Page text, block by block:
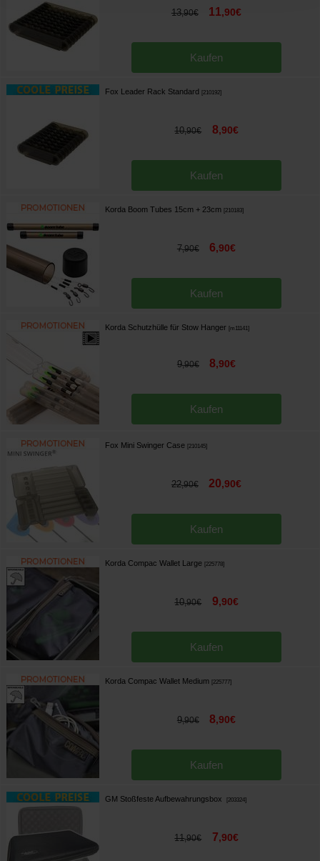
13,90€ 11,90€
Kaufen
Fox Leader Rack Standard [210192]
10,90€ 8,90€
Kaufen
Korda Boom Tubes 15cm + 23cm [210183]
7,90€ 6,90€
Kaufen
Korda Schutzhülle für Stow Hanger [m11141]
9,90€ 8,90€
Kaufen
Fox Mini Swinger Case [210145]
22,90€ 20,90€
Kaufen
Korda Compac Wallet Large [225778]
10,90€ 9,90€
Kaufen
Korda Compac Wallet Medium [225777]
9,90€ 8,90€
Kaufen
GM Stoßfeste Aufbewahrungsbox [203324]
11,90€ 7,90€